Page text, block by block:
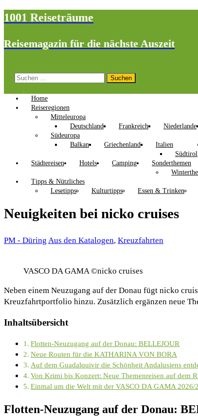
1001 Reiseträume
Reisemagazin für die nächste Auszeit
Suchen
Home
Reiseregionen
Mitteleuropa
Deutschland
Frankreich Niederlande
Südeuropa
Balkan
Griechenland
Italien
Südtirol
Städtereisen
Hotels Camping
Sonderthemen
Tipps & Nützliches
Lesetipps
Kulturtipps Essen & Trinken
Neuigkeiten bei nicko cruises
PM - Düring Aus den Katalogen, Kreuzfahrten
VASCO DA GAMA ©nicko cruises
Neben einem Neuzugang auf der Donau fügt nicko
Kreuzfahrtportfolio hinzu. Zusätzlich ergänzen neue
Inhaltsübersicht
Flotten-Neuzugang auf der Donau: BELLEJOUR
Neue Routen für die KATHARINA VON BORA
Auf dem Guadalquivir die Schönheit Andalusiens
Von Krimi bis Konzert: Neue Themenreisen auf dem
Einmal um die Welt mit der VASCO DA GAMA 2026/
Flotten-Neuzugang auf der Donau: